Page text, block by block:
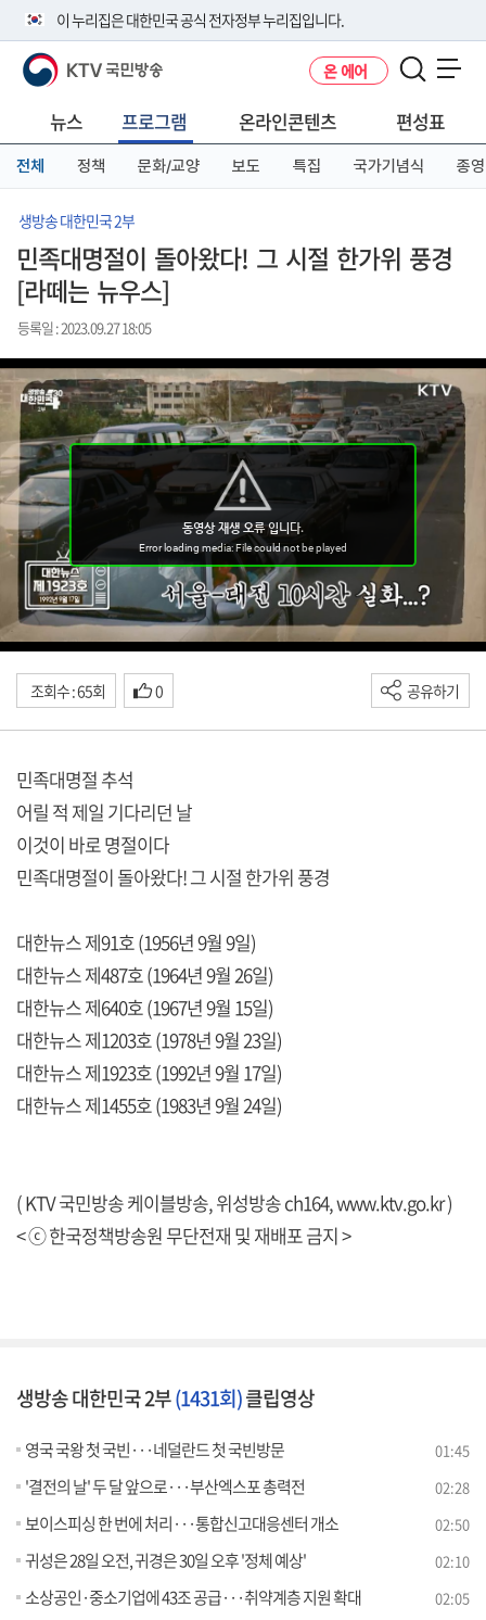
이 누리집은 대한민국 공식 전자정부 누리집입니다.
공식 누리집 주소 확인하기
니다.
이밖에 or.kr 또는 .kr등 다른 도메인 주소를 사용하고 있다면 아래 URL에
서 도메인 주소를 확인해 보세요
KTV 국민방송 온 에어
뉴스 프로그램 온라인콘텐츠 편성표
전체 정책 문화/교양 보도 특집 국가기념식 종영
생방송 대한민국 2부
민족대명절이 돌아왔다! 그 시절 한가위 풍경
[라떼는 뉴우스]
등록일 : 2023.09.27 18:05
조회수 : 65회 0 공유하기
민족대명절 추석
어릴 적 제일 기다리던 날
이것이 바로 명절이다
민족대명절이 돌아왔다! 그 시절 한가위 풍경
대한뉴스 제91호 (1956년 9월 9일)
대한뉴스 제487호 (1964년 9월 26일)
대한뉴스 제640호 (1967년 9월 15일)
대한뉴스 제1203호 (1978년 9월 23일)
대한뉴스 제1923호 (1992년 9월 17일)
대한뉴스 제1455호 (1983년 9월 24일)
( KTV 국민방송 케이블방송, 위성방송 ch164,www.ktv.go.kr)
< ⓒ 한국정책방송원 무단전재 및 재배포 금지 >
생방송 대한민국 2부(1431회)클립영상
영국 국왕 첫 국빈···네덜란드 첫 국빈방문 01:45
'결전의 날' 두 달 앞으로···부산엑스포 총력전 02:28
보이스피싱 한 번에 처리···통합신고대응센터 개소 02:50
귀성은 28일 오전, 귀경은 30일 오후 '정체 예상' 02:10
소상공인·중소기업에 43조 공급···취약계층 지원 확대 02:05